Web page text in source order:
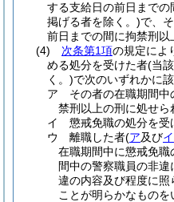
する支給日の前日までの
掲げる者を除く。)で、
前日までの間に拘禁刑
(4)
次条第1項の規定によ
める処分を受けた者(当
く。)で次のいずれかに
ア
その者の在職期間
禁刑以上の刑に処せら
イ
懲戒免職の処分を受
ウ
離職した者(ア及びイ
在職期間中に懲戒免
間中の警察職員の非
違の内容及び程度に
ことが明らかなもの